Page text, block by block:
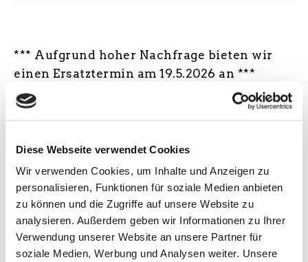
Diese Webseite verwendet Cookies
Wir verwenden Cookies, um Inhalte und Anzeigen zu
personalisieren, Funktionen für soziale Medien anbieten
zu können und die Zugriffe auf unsere Website zu
analysieren. Außerdem geben wir Informationen zu Ihrer
Verwendung unserer Website an unsere Partner für
soziale Medien, Werbung und Analysen weiter. Unsere
*** Aufgrund hoher Nachfrage bieten wir
einen Ersatztermin am 19.5.2026 an ***
(k)Lese(n)-Klang-Tour 2026, Literatur meets
Musik-Pfauenpower in Wort und Ton. Eine
Schmunzel-Fetischisten. Top-Act aus dem
Igel-Bestseller-Bücherzyklus: »Männer und
andere liebenswerte Besonderheiten«
Warnung: Das Lesen dieses Buches kann bei
Humorlosen Kritik-Durchfall verursachen!
In solchen Fällen fragen Sie den Arzt Ihres